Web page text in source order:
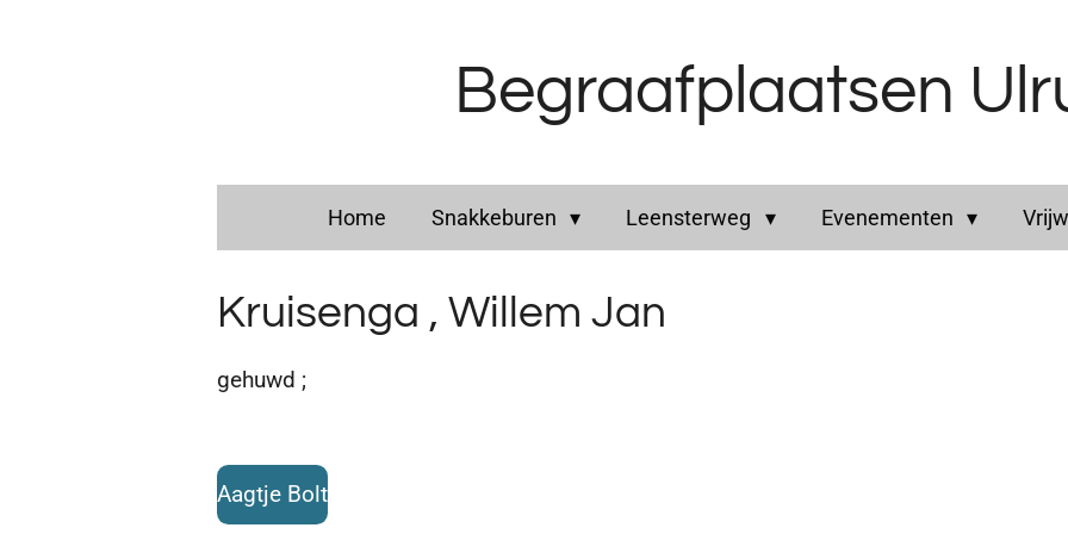
Begraafplaatsen
Home Snakkeburen Leensterweg Evenementen
Kruisenga , Willem Jan
gehuwd ;
Aagtje Bolt